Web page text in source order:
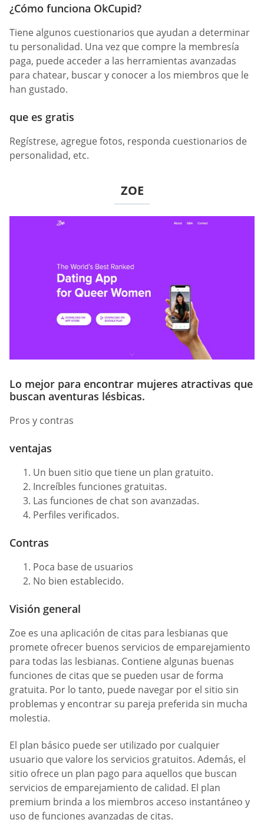
¿Cómo funciona OkCupid?
Tiene algunos cuestionarios que ayudan a determinar
tu personalidad. Una vez que compre la membresía
paga, puede acceder a las herramientas avanzadas
para chatear, buscar y conocer a los miembros que le
han gustado.
que es gratis
Regístrese, agregue fotos, responda cuestionarios de
personalidad, etc.
ZOE
Lo mejor para encontrar mujeres atractivas que
buscan aventuras lésbicas.
Pros y contras
ventajas
Un buen sitio que tiene un plan gratuito.
Increíbles funciones gratuitas.
Las funciones de chat son avanzadas.
Perfiles verificados.
Contras
Poca base de usuarios
No bien establecido.
Visión general
Zoe es una aplicación de citas para lesbianas que
promete ofrecer buenos servicios de emparejamiento
para todas las lesbianas. Contiene algunas buenas
funciones de citas que se pueden usar de forma
gratuita. Por lo tanto, puede navegar por el sitio sin
problemas y encontrar su pareja preferida sin mucha
molestia.
El plan básico puede ser utilizado por cualquier
usuario que valore los servicios gratuitos. Además, el
sitio ofrece un plan pago para aquellos que buscan
servicios de emparejamiento de calidad. El plan
premium brinda a los miembros acceso instantáneo y
uso de funciones avanzadas de citas.